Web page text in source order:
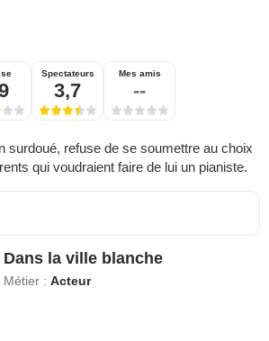
Spectateurs
3,7
Mes amis
--
surdoué, refuse de se soumettre au choix
qui voudraient faire de lui un pianiste.
Dans la ville blanche
Métier :Acteur